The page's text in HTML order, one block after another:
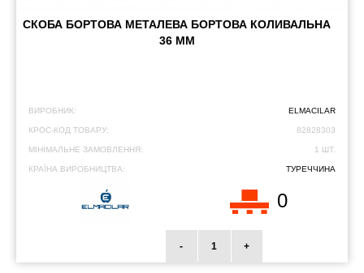
СКОБА БОРТОВА МЕТАЛЕВА БОРТОВА КОЛИВАЛЬНА
36 ММ
ВИРОБНИК: ELMACILAR
КРОС-КОД ТОВАРУ: 82828303
МІНІМАЛЬНЕ ЗАМОВЛЕННЯ: 1 ШТ.
КРАЇНА ВИРОБНИЦТВА: ТУРЕЧЧИНА
0
- +